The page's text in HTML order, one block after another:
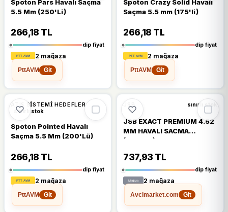
Spoton Pars Havalı Saçma
5.5 Mm (250'Li)
266,18 TL
dip fiyat
2 mağaza
PttAVM
Git
Spoton Crazy Solid Havalı
Saçma 5.5 mm (175'li)
266,18 TL
dip fiyat
2 mağaza
PttAVM
Git
%16
ATIŞ SISTEMI HEDEFLER
sınırlı stok
Spoton Pointed Havalı
Saçma 5.5 Mm (200'Lü)
266,18 TL
dip fiyat
2 mağaza
PttAVM
Git
%13
JSB sınırlı stok
JSB EXACT PREMIUM 4.52
MM HAVALI SACMA
(0,547G)
737,93 TL
dip fiyat
2 mağaza
Avcimarket.com
Git